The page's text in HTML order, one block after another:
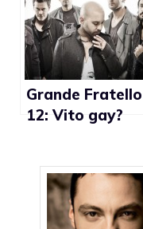
Grande Fratello
12: Vito gay?
con Giuliano dei
Negramaro